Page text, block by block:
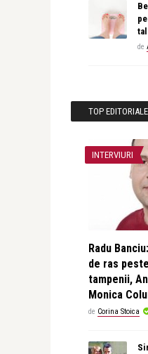
de
TOP EDITORIALE
INTERVIURI
Radu
de ras
tampenii,
Monica
de Corina Stoica